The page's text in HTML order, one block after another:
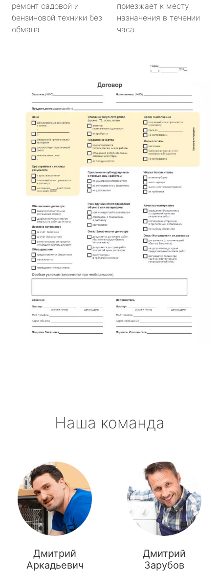
ремонт садовой и
бензиновой техники без
обмана.
приезжает к месту
назначения в течении
часа.
Наша команда
Дмитрий
Аркадьевич
Дмитрий
Зарубов